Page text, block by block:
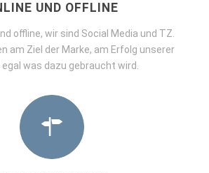
UND OFFLINE
offline, wir sind Social Media und TZ.
am Ziel der Marke, am Erfolg unserer
egal was dazu gebraucht wird.